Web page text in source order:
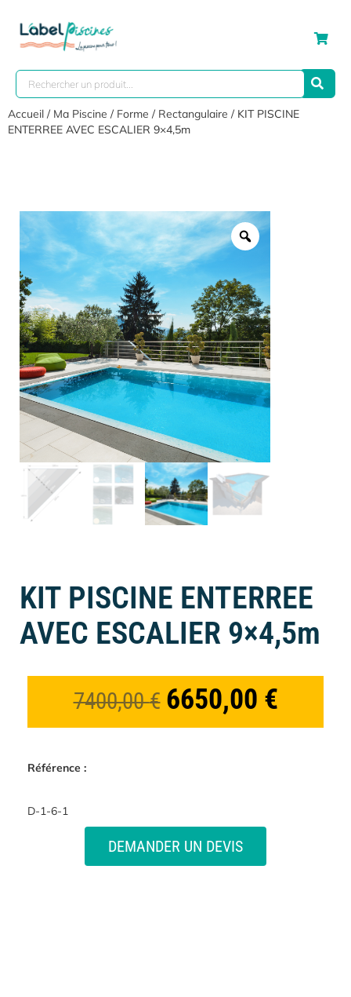
Accueil / Ma Piscine / Forme / Rectangulaire / KIT PISCINE
ENTERREE AVEC ESCALIER 9×4,5m
KIT PISCINE ENTERREE
AVEC ESCALIER 9×4,5m
7400,00€ 6650,00 €
Référence :
D-1-6-1
DEMANDER UN DEVIS